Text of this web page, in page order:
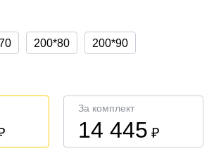
200*80 200*90
За комплект
14 445 ₽